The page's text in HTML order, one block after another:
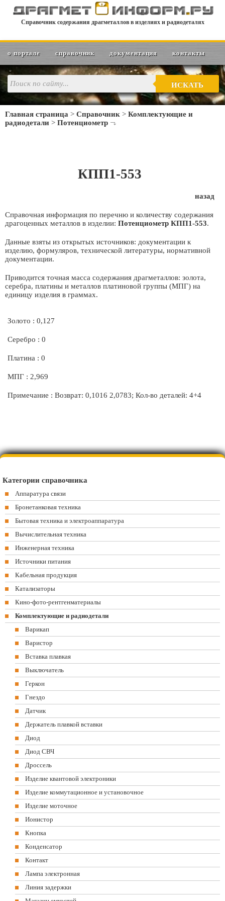
Справочник содержания драгметаллов в изделиях и радиодеталях
о портале справочник документация контакты
ИСКАТЬ
Главная страница > Справочник > Комплектующие и
радиодетали > Потенциометр
КПП1-553
назад
Справочная информация по перечню и количеству содержания
драгоценных металлов в изделии: Потенциометр КПП1-553.
Данные взяты из открытых источников: документации к
изделию, формуляров, технической литературы, нормативной
документации.
Приводится точная масса содержания драгметаллов: золота,
серебра, платины и металлов платиновой группы (МПГ) на
единицу изделия в граммах.
Золото : 0,127
Серебро : 0
Платина : 0
МПГ : 2,969
Примечание : Возврат: 0,1016 2,0783; Кол-во деталей: 4+4
Категории справочника
Аппаратура связи
Бронетанковая техника
Бытовая техника и электроаппаратура
Вычислительная техника
Инженерная техника
Источники питания
Кабельная продукция
Катализаторы
Кино-фото-рентгенматериалы
Комплектующие и радиодетали
Варикап
Варистор
Вставка плавкая
Выключатель
Геркон
Гнездо
Датчик
Держатель плавкой вставки
Диод
Диод СВЧ
Дроссель
Изделие квантовой электроники
Изделие коммутационное и установочное
Изделие моточное
Ионистор
Кнопка
Конденсатор
Контакт
Лампа электронная
Линия задержки